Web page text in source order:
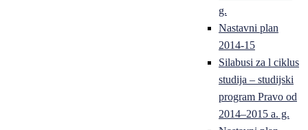
g.
Nastavni plan
2014-15
Silabusi za l ciklus
studija – studijski
program Pravo od
2014–2015 a. g.